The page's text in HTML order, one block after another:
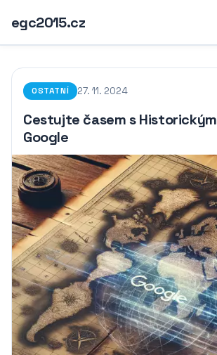
egc2015.cz
OSTATNÍ 27. 11. 2024
Cestujte časem s
Google